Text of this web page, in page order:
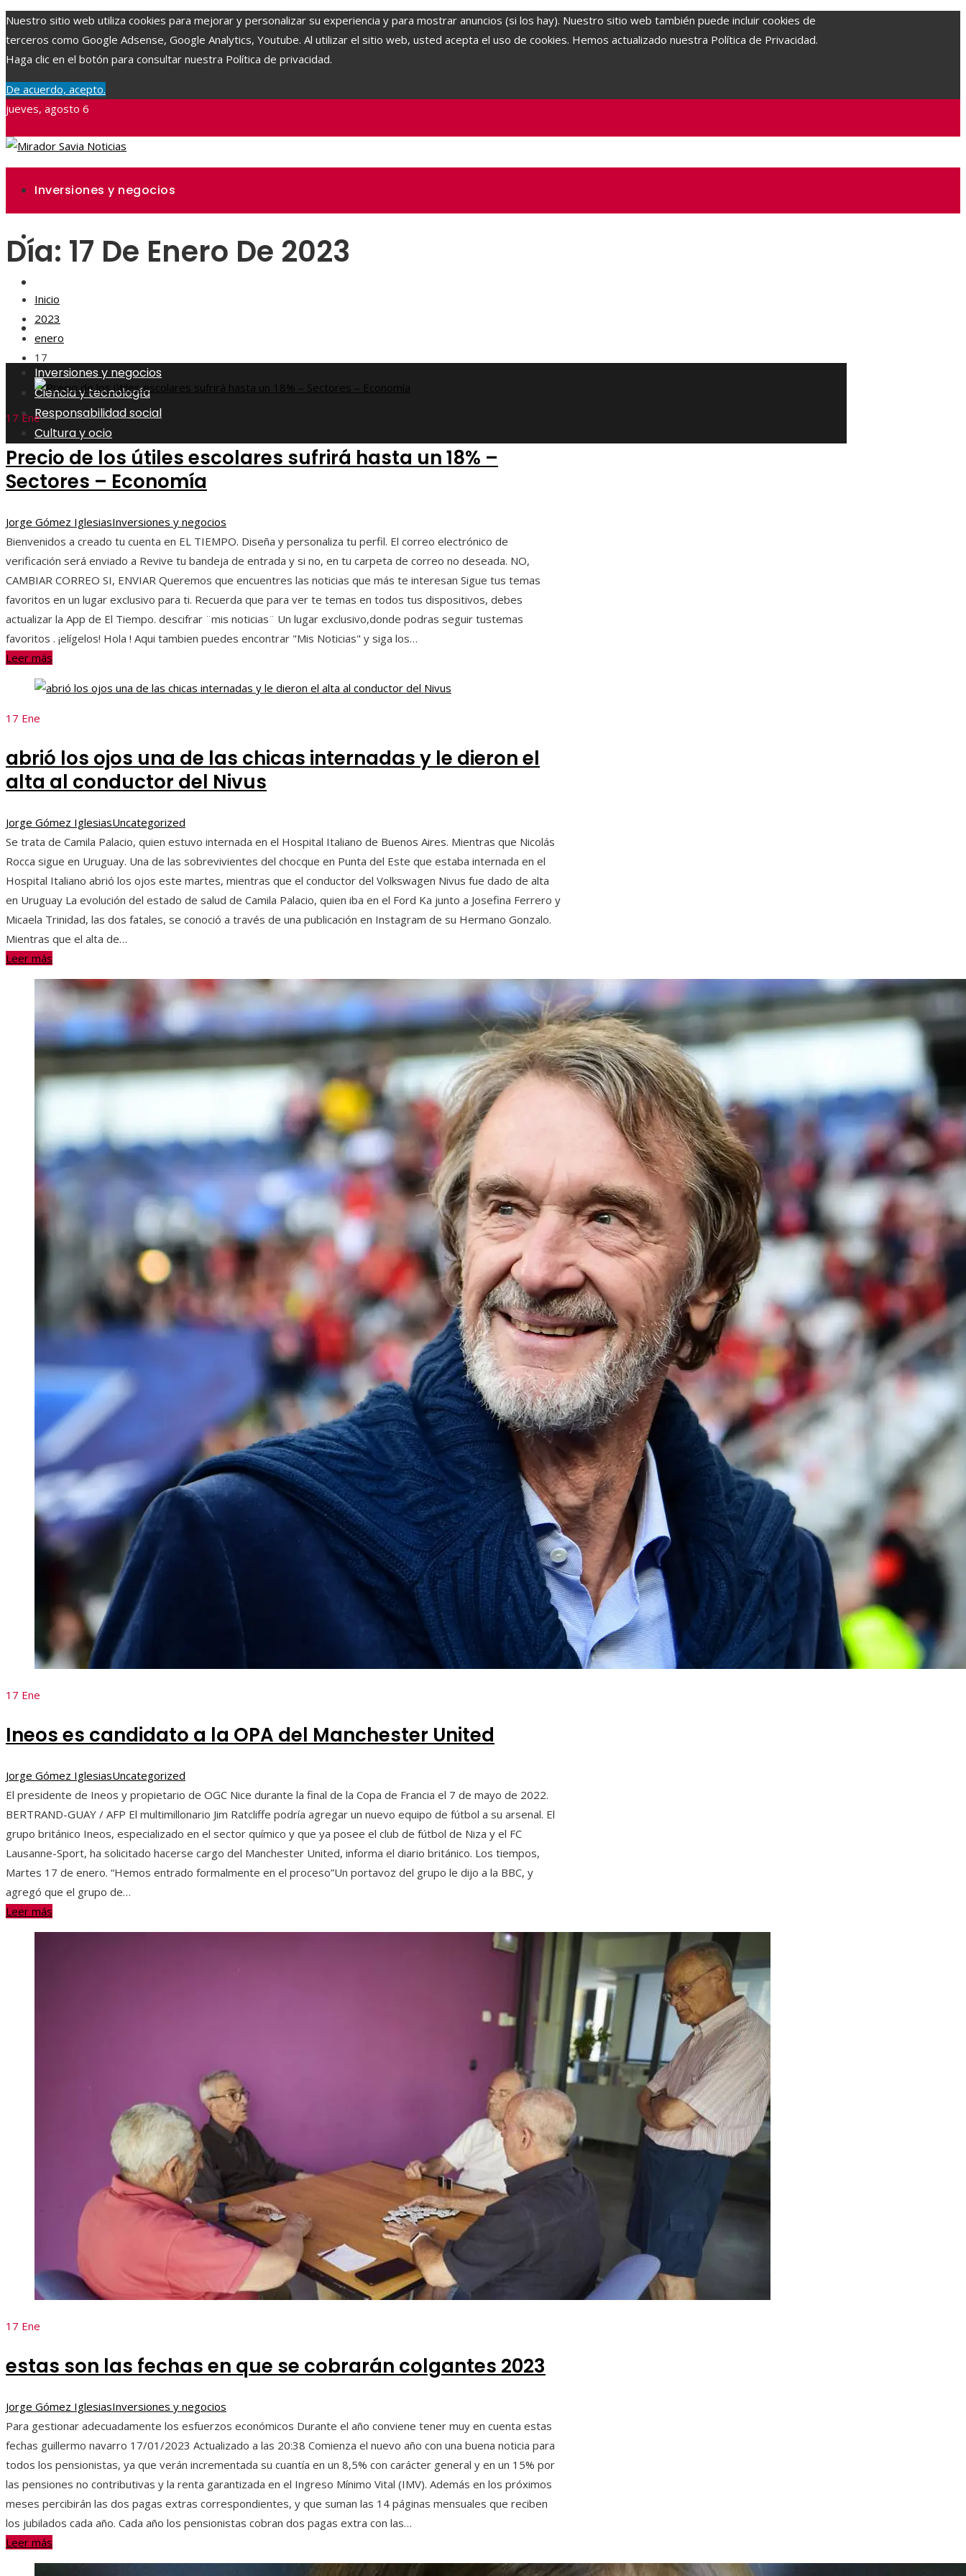
Nuestro sitio web utiliza cookies para mejorar y personalizar su experiencia y para mostrar anuncios (si los hay). Nuestro sitio web también puede incluir cookies de
terceros como Google Adsense, Google Analytics, Youtube. Al utilizar el sitio web, usted acepta el uso de cookies. Hemos actualizado nuestra Política de Privacidad.
Haga clic en el botón para consultar nuestra Política de privacidad.
De acuerdo, acepto.
jueves, agosto 6
Inversiones y negocios
Ciencia y tecnología
Cultura y ocio
Inversiones y negocios
Ciencia y tecnología
Responsabilidad social
Cultura y ocio
Día: 17 De Enero De 2023
Inicio
2023
enero
17
17 Ene
Precio de los útiles escolares sufrirá hasta un 18% –
Sectores – Economía
Jorge Gómez IglesiasInversiones y negocios
Bienvenidos a creado tu cuenta en EL TIEMPO. Diseña y personaliza tu perfil. El correo electrónico de
verificación será enviado a Revive tu bandeja de entrada y si no, en tu carpeta de correo no deseada. NO,
CAMBIAR CORREO SI, ENVIAR Queremos que encuentres las noticias que más te interesan Sigue tus temas
favoritos en un lugar exclusivo para ti. Recuerda que para ver te temas en todos tus dispositivos, debes
actualizar la App de El Tiempo. descifrar ¨mis noticias¨ Un lugar exclusivo,donde podras seguir tustemas
favoritos . ¡elígelos! Hola ! Aqui tambien puedes encontrar "Mis Noticias" y siga los…
Leer más
17 Ene
abrió los ojos una de las chicas internadas y le dieron el
alta al conductor del Nivus
Jorge Gómez IglesiasUncategorized
Se trata de Camila Palacio, quien estuvo internada en el Hospital Italiano de Buenos Aires. Mientras que Nicolás
Rocca sigue en Uruguay. Una de las sobrevivientes del chocque en Punta del Este que estaba internada en el
Hospital Italiano abrió los ojos este martes, mientras que el conductor del Volkswagen Nivus fue dado de alta
en Uruguay La evolución del estado de salud de Camila Palacio, quien iba en el Ford Ka junto a Josefina Ferrero y
Micaela Trinidad, las dos fatales, se conoció a través de una publicación en Instagram de su Hermano Gonzalo.
Mientras que el alta de…
Leer más
17 Ene
Ineos es candidato a la OPA del Manchester United
Jorge Gómez IglesiasUncategorized
El presidente de Ineos y propietario de OGC Nice durante la final de la Copa de Francia el 7 de mayo de 2022.
BERTRAND-GUAY / AFP El multimillonario Jim Ratcliffe podría agregar un nuevo equipo de fútbol a su arsenal. El
grupo británico Ineos, especializado en el sector químico y que ya posee el club de fútbol de Niza y el FC
Lausanne-Sport, ha solicitado hacerse cargo del Manchester United, informa el diario británico. Los tiempos,
Martes 17 de enero. “Hemos entrado formalmente en el proceso”Un portavoz del grupo le dijo a la BBC, y
agregó que el grupo de…
Leer más
17 Ene
estas son las fechas en que se cobrarán colgantes 2023
Jorge Gómez IglesiasInversiones y negocios
Para gestionar adecuadamente los esfuerzos económicos Durante el año conviene tener muy en cuenta estas
fechas guillermo navarro 17/01/2023 Actualizado a las 20:38 Comienza el nuevo año con una buena noticia para
todos los pensionistas, ya que verán incrementada su cuantía en un 8,5% con carácter general y en un 15% por
las pensiones no contributivas y la renta garantizada en el Ingreso Mínimo Vital (IMV). Además en los próximos
meses percibirán las dos pagas extras correspondientes, y que suman las 14 páginas mensuales que reciben
los jubilados cada año. Cada año los pensionistas cobran dos pagas extra con las…
Leer más